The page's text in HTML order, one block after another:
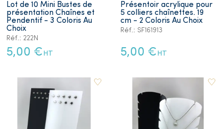
Lot de 10 Mini Bustes de
présentation Chaînes et
Pendentif - 3 Coloris Au
Choix
Réf.: 222N
5,00 € HT
Présentoir acrylique pour
5 colliers chaînettes. 19
cm - 2 Coloris Au Choix
Réf.: SF161913
5,00 € HT